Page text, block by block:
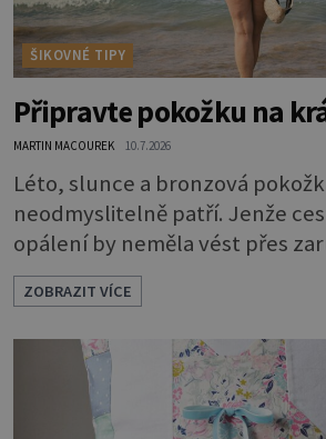
ŠIKOVNÉ TIPY
Připravte pokožku na
MARTIN MACOUREK 10.7.2026
Léto, slunce a bronzová
neodmyslitelně patří. Jenže
opálení by neměla vést přes
loupající se kůže. Spálená
známkou „základu“ pro
nadměrné UV záření. Pokud
pokožka těla vypadaly zdravě,
vydrželo co nejdéle, vyplatí se
už několik týdnů před první
ZOBRAZIT VÍCE